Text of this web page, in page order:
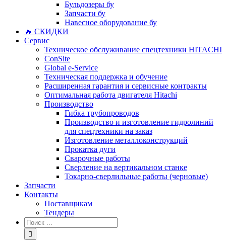
Бульдозеры бу
Запчасти бу
Навесное оборудование бу
🔥 СКИДКИ
Сервис
Техническое обслуживание спецтехники HITACHI
ConSite
Global e-Service
Техническая поддержка и обучение
Расширенная гарантия и сервисные контракты
Оптимальная работа двигателя Hitachi
Производство
Гибка трубопроводов
Производство и изготовление гидролиний
для спецтехники на заказ
Изготовление металлоконструкций
Прокатка дуги
Сварочные работы
Сверление на вертикальном станке
Токарно-сверлильные работы (черновые)
Запчасти
Контакты
Поставщикам
Тендеры
Результат
поиска: